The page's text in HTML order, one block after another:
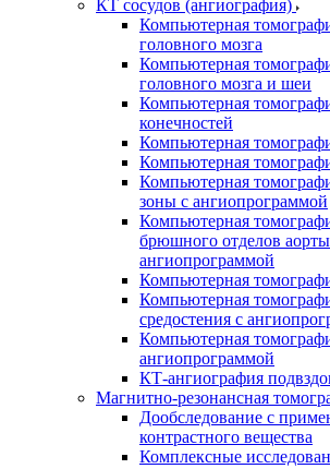
КТ сосудов (ангиография)
Компьютерная
головного мозга
Компьютерная
головного мозга и шеи
Компьютерная
конечностей
Компьютерная
Компьютерная
Компьютерная
зоны с ангиопрограммой
Компьютерная
брюшного отделов
ангиопрограммой
Компьютерная
Компьютерная
средостения с
Компьютерная
ангиопрограммой
КТ-ангиография
Магнитно-резонансная
Дообследование с
контрастного вещества
Комплексные